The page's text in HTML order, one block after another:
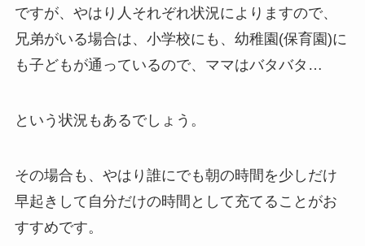
ですが、やはり人それぞれ状況によりますので、
兄弟がいる場合は、小学校にも、幼稚園(保育園)に
も子どもが通っているので、ママはバタバタ…
という状況もあるでしょう。
その場合も、やはり誰にでも朝の時間を少しだけ
早起きして自分だけの時間として充てることがお
すすめです。